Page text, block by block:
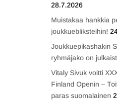
28.7.2026
Muistakaa hankkia
joukkuebliksteihin!
Joukkuepikashakin
ryhmäjako on
Vitaly Sivuk voitti
Finland Openin –
paras suomalainen